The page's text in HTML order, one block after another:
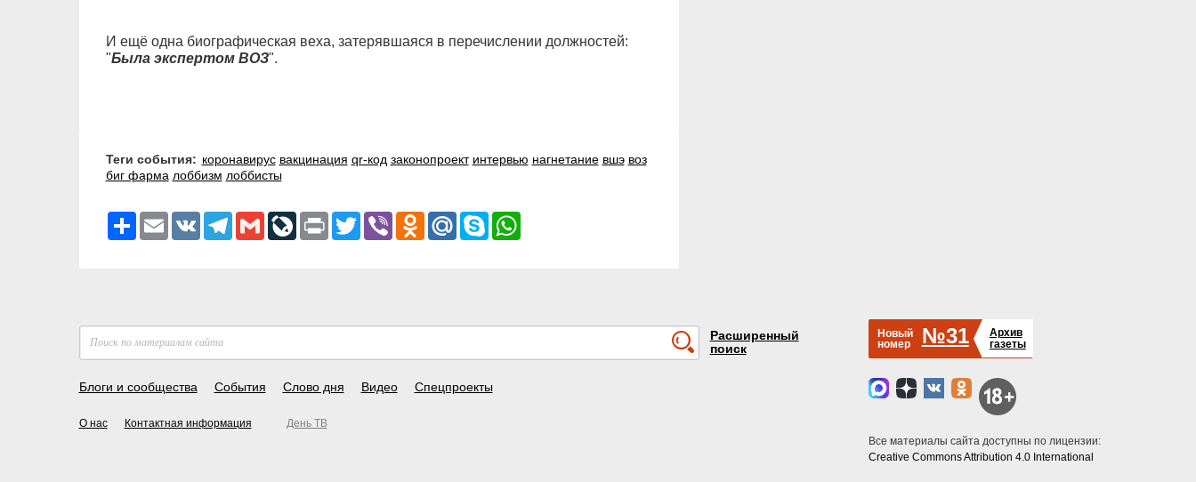
И ещё одна биографическая веха, затерявшаяся в перечислении должностей:
"Была экспертом ВОЗ".
Теги события: коронавирус вакцинация qr-код законопроект интервью нагнетание вшэ воз
биг фарма лоббизм лоббисты
РесурсEmail VK Telegram
GmailLiveJournal
Print TwitterViber Odnoklassniki
Mail.RuSkypeWhatsApp
Расширенный
поиск
Блоги и сообщества События Слово дня Видео Спецпроекты
О нас Контактная информация День ТВ
Новый
номер
№31
Архив
газеты
Все материалы сайта доступны по лицензии:
Creative Commons Attribution 4.0 International